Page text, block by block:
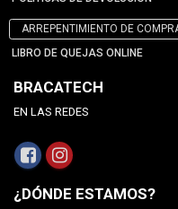
ARREPENTIMIENTO DE
LIBRO DE QUEJAS ONLINE
BRACATECH
EN LAS REDES
¿DÓNDE ESTAMOS?